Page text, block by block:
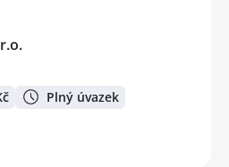
Plný úvazek